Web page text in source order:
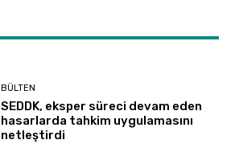
BÜLTEN
SEDDK, eksper süreci devam eden
hasarlarda tahkim uygulamasını
netleştirdi